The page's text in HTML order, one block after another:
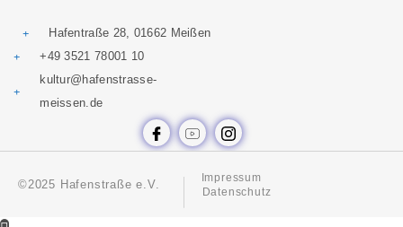
Hafentraße 28, 01662 Meißen
+49 3521 78001 10
kultur@hafenstrasse-
meissen.de
©2025 Hafenstraße e.V.
Impressum
Datenschutz